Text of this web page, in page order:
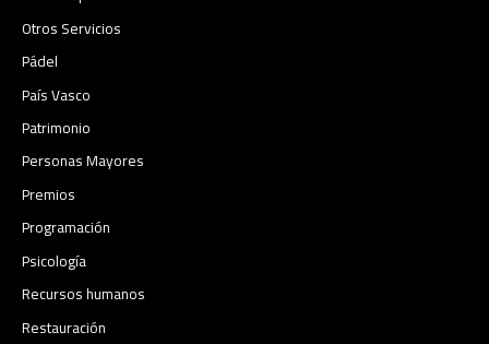
Otros Servicios
Pádel
País Vasco
Patrimonio
Personas Mayores
Premios
Programación
Psicología
Recursos humanos
Restauración